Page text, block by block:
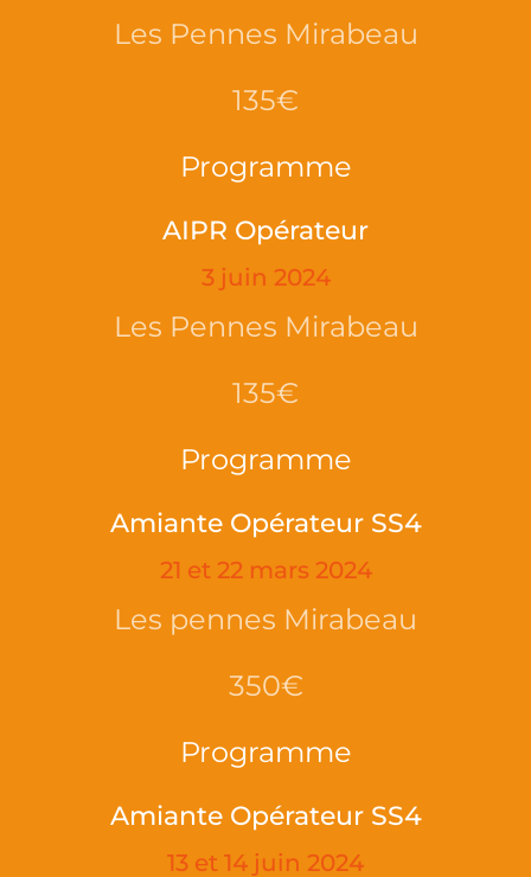
Les Pennes Mirabeau
135€
Programme
AIPR Opérateur
3 juin 2024
Les Pennes Mirabeau
135€
Programme
Amiante Opérateur SS4
21 et 22 mars 2024
Les pennes Mirabeau
350€
Programme
Amiante Opérateur SS4
13 et 14 juin 2024